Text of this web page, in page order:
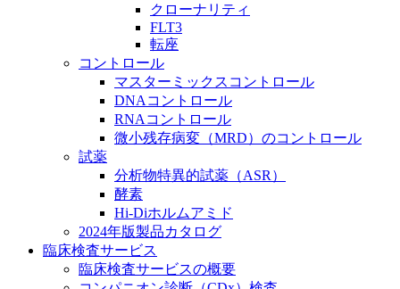
クローナリティ
FLT3
転座
コントロール
マスターミックスコントロール
DNAコントロール
RNAコントロール
微小残存病変（MRD）のコントロール
試薬
分析物特異的試薬（ASR）
酵素
Hi-Diホルムアミド
2024年版製品カタログ
臨床検査サービス
臨床検査サービスの概要